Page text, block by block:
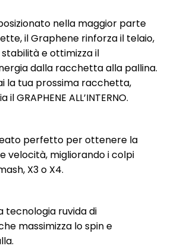
nella maggior parte
il Graphene rinforza il telaio,
e ottimizza il
dalla racchetta alla pallina.
la tua prossima racchetta,
GRAPHENE ALL’INTERNO.
perfetto per ottenere la
velocità, migliorando i colpi
X3 o X4.
tecnologia ruvida di
massimizza lo spin e